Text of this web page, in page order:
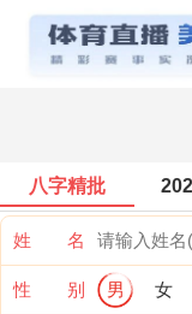
八字精批
姓 名
性 别 男 女